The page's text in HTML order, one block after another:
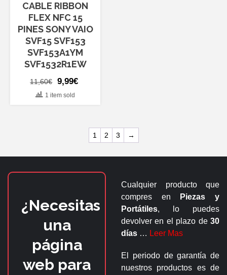
CABLE RIBBON
FLEX NFC 15
PINES SONY VAIO
SVF15 SVF153
SVF153A1YM
SVF1532R1EW
11,60€
El
precio
9,99€
9,99€.
1 item sold
1 2 3 →
¿Necesitas
una
página
web para
Cualquier producto que
compres en
Piezas y
Portátiles, lo puedes
devolver en el plazo de 30
días … Leer Mas
El periodo de garantía de
nuestros productos es de